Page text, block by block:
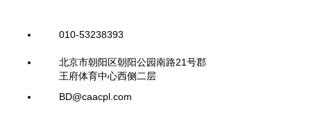
010-53238393
北京市朝阳区朝阳公园南路21号郡
王府体育中心西侧二层
BD@caacpl.com